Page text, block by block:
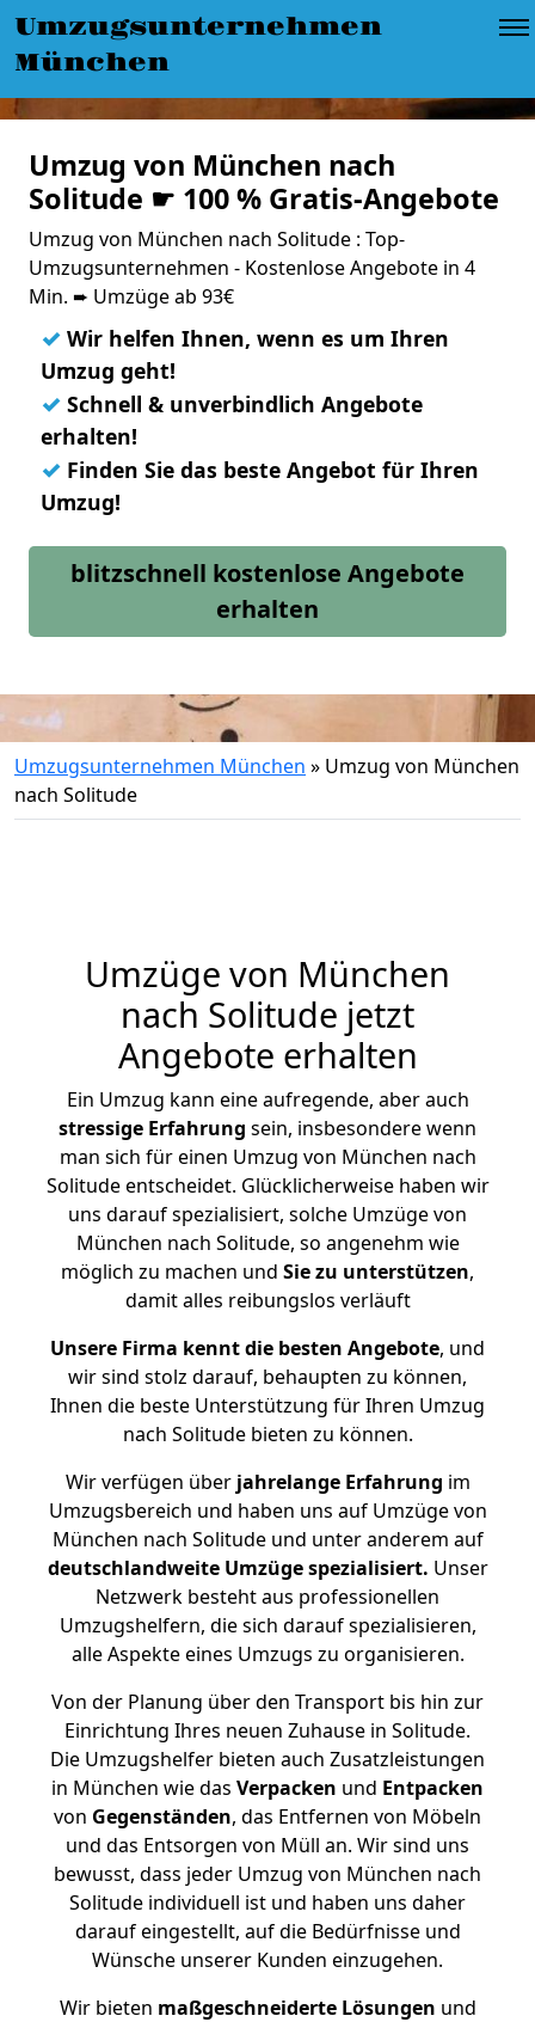
Umzugsunternehmen
München
Umzug von München nach
Solitude ☛ 100 % Gratis-Angebote
Umzug von München nach Solitude : Top-
Umzugsunternehmen - Kostenlose Angebote in 4
Min. ➨ Umzüge ab 93€
✓ Wir helfen Ihnen, wenn es um Ihren
Umzug geht!
✓ Schnell & unverbindlich Angebote
erhalten!
✓ Finden Sie das beste Angebot für Ihren
Umzug!
blitzschnell kostenlose Angebote
erhalten
Umzugsunternehmen München » Umzug von München
nach Solitude
Umzüge von München
nach Solitude jetzt
Angebote erhalten
Ein Umzug kann eine aufregende, aber auch
stressige Erfahrung sein, insbesondere wenn
man sich für einen Umzug von München nach
Solitude entscheidet. Glücklicherweise haben wir
uns darauf spezialisiert, solche Umzüge von
München nach Solitude, so angenehm wie
möglich zu machen und Sie zu unterstützen,
damit alles reibungslos verläuft
Unsere Firma kennt die besten Angebote, und
wir sind stolz darauf, behaupten zu können,
Ihnen die beste Unterstützung für Ihren Umzug
nach Solitude bieten zu können.
Wir verfügen überjahrelange Erfahrung im
Umzugsbereich und haben uns auf Umzüge von
München nach Solitude und unter anderem auf
deutschlandweite Umzüge spezialisiert. Unser
Netzwerk besteht aus professionellen
Umzugshelfern, die sich darauf spezialisieren,
alle Aspekte eines Umzugs zu organisieren.
Von der Planung über den Transport bis hin zur
Einrichtung Ihres neuen Zuhause in Solitude.
Die Umzugshelfer bieten auch Zusatzleistungen
in München wie das Verpacken und Entpacken
von Gegenständen, das Entfernen von Möbeln
und das Entsorgen von Müll an. Wir sind uns
bewusst, dass jeder Umzug von München nach
Solitude individuell ist und haben uns daher
darauf eingestellt, auf die Bedürfnisse und
Wünsche unserer Kunden einzugehen.
Wir bieten maßgeschneiderte Lösungen und